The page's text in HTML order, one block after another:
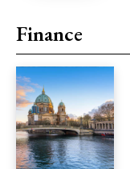
Finance